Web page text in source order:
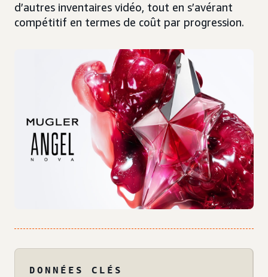
d’autres inventaires vidéo, tout en s’avérant
compétitif en termes de coût par progression.
DONNÉES CLÉS